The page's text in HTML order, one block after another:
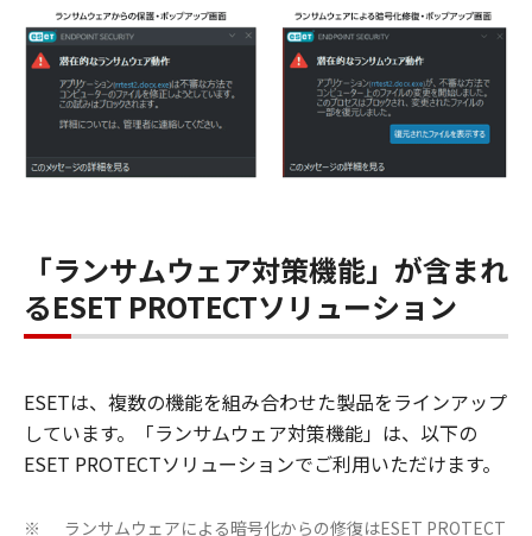
「ランサムウェア対策機能」が含まれ
るESET PROTECTソリューション
ESETは、複数の機能を組み合わせた製品をラインアップ
しています。「ランサムウェア対策機能」は、以下の
ESET PROTECTソリューションでご利用いただけます。
※
ランサムウェアによる暗号化からの修復はESET PROTECT